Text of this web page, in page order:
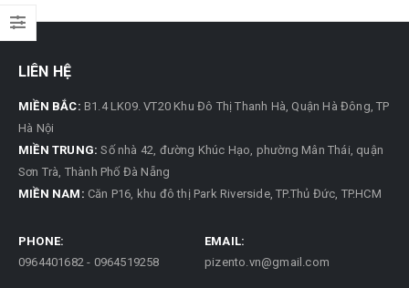
LIÊN HỆ
MIỀN BẮC: B1.4 LK09. VT20 Khu Đô Thị Thanh Hà, Quận Hà Đông, TP
Hà Nội
MIỀN TRUNG: Số nhà 42, đường Khúc Hạo, phường Mân Thái, quận
Sơn Trà, Thành Phố Đà Nẵng
MIỀN NAM: Căn P16, khu đô thị Park Riverside, TP.Thủ Đức, TP.HCM
PHONE:
0964401682 - 0964519258
EMAIL:
pizento.vn@gmail.com